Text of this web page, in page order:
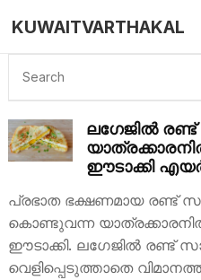
KUWAITVARTHAKAL
FINE
ലഗേജിൽ രണ്ട്
ഈടാക്കി
പ്രഭാത ഭക്ഷണമായ രണ്ട്
കൊണ്ടുവന്ന
ഈടാക്കി. ലഗേജില്‍ രണ്ട്
വെളിപ്പെടുത്താതെ